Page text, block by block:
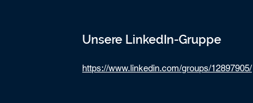
Unsere LinkedIn-Gruppe
https://www.linkedin.com/groups/12897905/